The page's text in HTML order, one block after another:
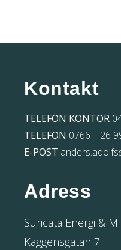
Adress
Suricata Energi &
Kaggensgatan 7
Kontakt
TELEFON KONTOR
TELEFON 0766 – 26
E-POST